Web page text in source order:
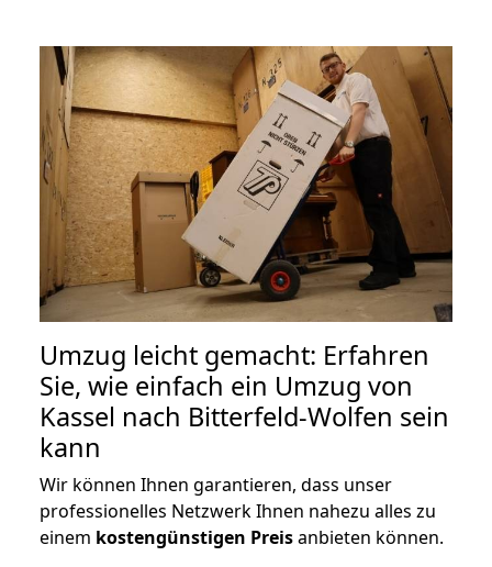
Umzug leicht gemacht: Erfahren
Sie, wie einfach ein Umzug von
Kassel nach Bitterfeld-Wolfen sein
kann
Wir können Ihnen garantieren, dass unser
professionelles Netzwerk Ihnen nahezu alles zu
einem kostengünstigen Preisanbieten können.